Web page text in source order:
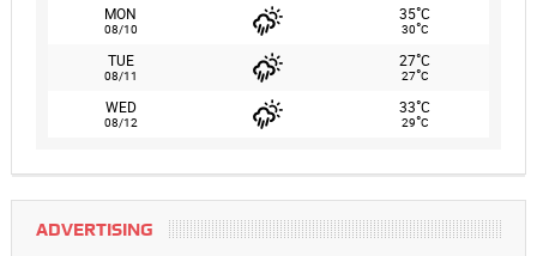
MON
08/10
35°C
30°C
TUE
08/11
27°C
27°C
WED
08/12
33°C
29°C
ADVERTISING